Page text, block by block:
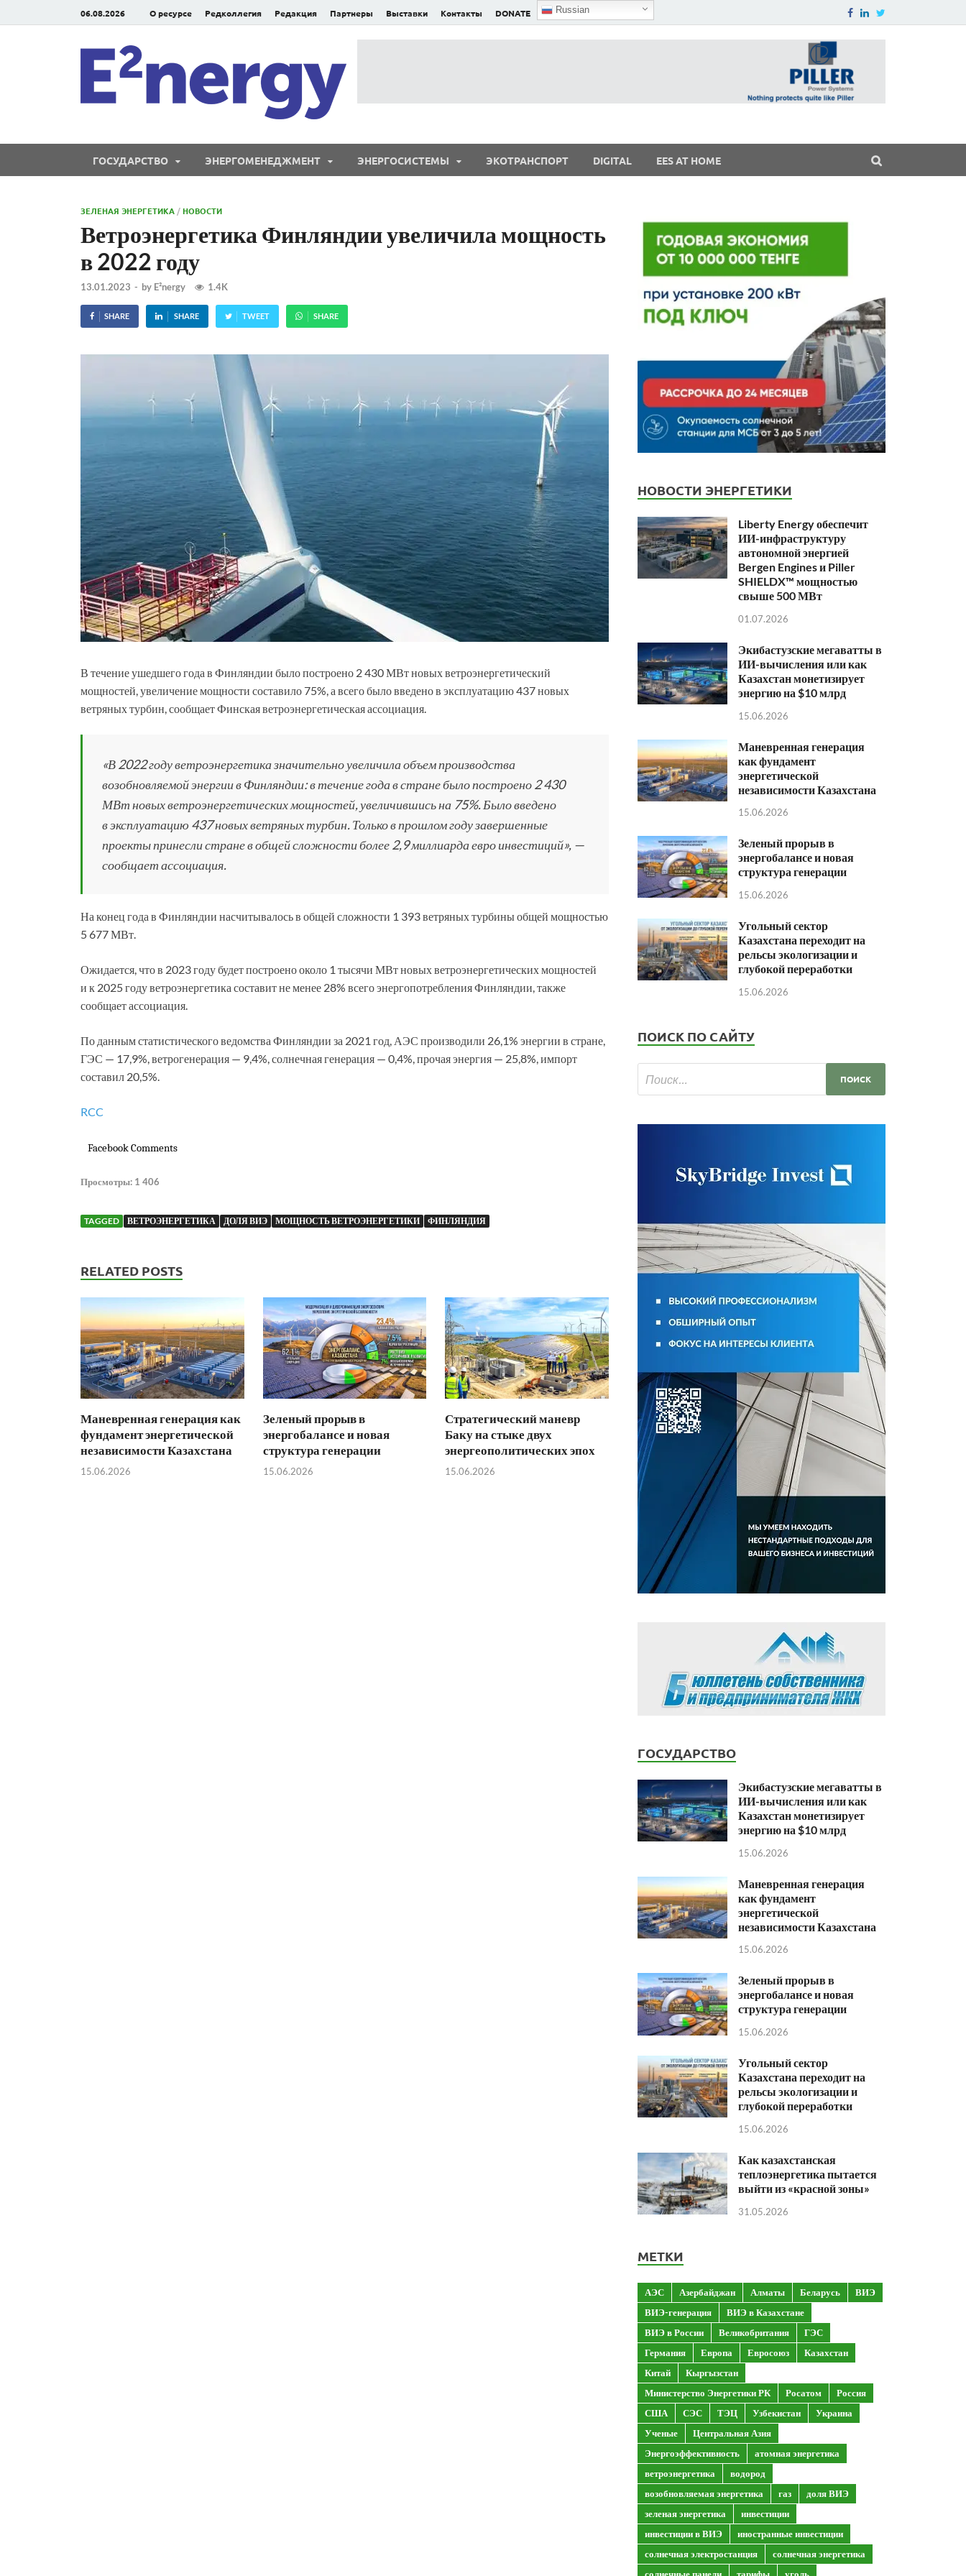
06.08.2026 О ресурсе Редколлегия Редакция Партнеры Выставки Контакты DONATE Russian
ГОСУДАРСТВО ЭНЕРГОМЕНЕДЖМЕНТ ЭНЕРГОСИСТЕМЫ ЭКОТРАНСПОРТ DIGITAL EES AT HOME
ЗЕЛЕНАЯ ЭНЕРГЕТИКА /НОВОСТИ
Ветроэнергетика Финляндии увеличила мощность
в 2022 году
13.01.2023 - by E²nergy 1.4K
SHARE SHARE TWEET SHARE
В течение ушедшего года в Финляндии было построено 2 430 МВт новых ветроэнергетический
мощностей, увеличение мощности составило 75%, а всего было введено в эксплуатацию 437 новых
ветряных турбин, сообщает Финская ветроэнергетическая ассоциация.
«В 2022 году ветроэнергетика значительно увеличила объем производства
возобновляемой энергии в Финляндии: в течение года в стране было построено 2 430
МВт новых ветроэнергетических мощностей, увеличившись на 75%. Было введено
в эксплуатацию 437 новых ветряных турбин. Только в прошлом году завершенные
проекты принесли стране в общей сложности более 2,9 миллиарда евро инвестиций», —
сообщает ассоциация.
На конец года в Финляндии насчитывалось в общей сложности 1 393 ветряных турбины общей мощностью
5 677 МВт.
Ожидается, что в 2023 году будет построено около 1 тысячи МВт новых ветроэнергетических мощностей
и к 2025 году ветроэнергетика составит не менее 28% всего энергопотребления Финляндии, также
сообщает ассоциация.
По данным статистического ведомства Финляндии за 2021 год, АЭС производили 26,1% энергии в стране,
ГЭС — 17,9%, ветрогенерация — 9,4%, солнечная генерация — 0,4%, прочая энергия — 25,8%, импорт
составил 20,5%.
RCC
Facebook Comments
Просмотры: 1 406
TAGGED ВЕТРОЭНЕРГЕТИКА ДОЛЯ ВИЭ МОЩНОСТЬ ВЕТРОЭНЕРГЕТИКИ ФИНЛЯНДИЯ
RELATED POSTS
Маневренная генерация как
фундамент энергетической
независимости Казахстана
15.06.2026
Зеленый прорыв в
энергобалансе и новая
структура генерации
15.06.2026
Стратегический маневр
Баку на стыке двух
энергеополитических эпох
15.06.2026
НОВОСТИ ЭНЕРГЕТИКИ
Liberty Energy обеспечит
ИИ-инфраструктуру
автономной энергией
Bergen Engines и Piller
SHIELDX™ мощностью
свыше 500 МВт
01.07.2026
Экибастузские мегаватты в
ИИ-вычисления или как
Казахстан монетизирует
энергию на $10 млрд
15.06.2026
Маневренная генерация
как фундамент
энергетической
независимости Казахстана
15.06.2026
Зеленый прорыв в
энергобалансе и новая
структура генерации
15.06.2026
Угольный сектор
Казахстана переходит на
рельсы экологизации и
глубокой переработки
15.06.2026
ПОИСК ПО САЙТУ
ГОСУДАРСТВО
Экибастузские мегаватты в
ИИ-вычисления или как
Казахстан монетизирует
энергию на $10 млрд
15.06.2026
Маневренная генерация
как фундамент
энергетической
независимости Казахстана
15.06.2026
Зеленый прорыв в
энергобалансе и новая
структура генерации
15.06.2026
Угольный сектор
Казахстана переходит на
рельсы экологизации и
глубокой переработки
15.06.2026
Как казахстанская
теплоэнергетика пытается
выйти из «красной зоны»
31.05.2026
МЕТКИ
АЭС Азербайджан Алматы Беларусь
ВИЭ
ВИЭ-генерация
ВИЭ в Казахстане
ВИЭ в России
Великобритания
ГЭС
Германия
Европа Евросоюз
Казахстан
Китай
Кыргызстан
Министерство Энергетики РК
Росатом
Россия
США
СЭС ТЭЦ Узбекистан
Украина
Ученые
Центральная Азия
Энергоэффективность
атомная энергетика
ветроэнергетика
водород
возобновляемая энергетика
газ
доля ВИЭ
зеленая энергетика
инвестиции
инвестиции в ВИЭ
иностранные инвестиции
солнечная электростанция
солнечная энергетика
солнечные панели
тарифы уголь